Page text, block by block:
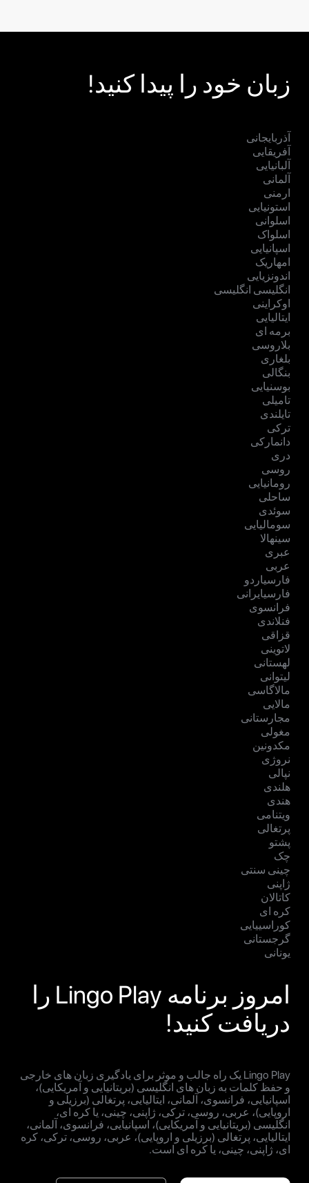
زبان خود را پیدا کنید!
آذربایجانی
آفریقایی
آلبانیایی
آلمانی
ارمنی
استونیایی
اسلوانی
اسلواک
اسپانیایی
امهاریک
اندونزیایی
انگلیسی انگلیسی
اوکراینی
ایتالیایی
برمه ای
بلاروسی
بلغاری
بنگالی
بوسنیایی
تامیلی
تایلندی
ترکی
دانمارکی
دری
روسی
رومانیایی
ساحلی
سوئدی
سومالیایی
سینهالا
عبری
عربی
فارسیاردو
فارسیایرانی
فرانسوی
فنلاندی
قزاقی
لاتوینی
لهستانی
لیتوانی
مالاگاسی
مالایی
مجارستانی
مغولی
مکدونین
نروژی
نپالی
هلندی
هندی
ویتنامی
پرتغالی
پشتو
چک
چینی سنتی
ژاپنی
کاتالان
کره ای
کوراسییایی
گرجستانی
یونانی
امروز برنامه Lingo Play را
دریافت کنید!
Lingo Play یک راه جالب و موثر برای یادگیری زبان های خارجی
و حفظ کلمات به زبان های انگلیسی (بریتانیایی و آمریکایی)،
اسپانیایی، فرانسوی، آلمانی، ایتالیایی، پرتغالی (برزیلی و
اروپایی)، عربی، روسی، ترکی، ژاپنی، چینی، یا کره ای،
انگلیسی (بریتانیایی و آمریکایی)، اسپانیایی، فرانسوی، آلمانی،
ایتالیایی، پرتغالی (برزیلی و اروپایی)، عربی، روسی، ترکی، کره
ای، ژاپنی، چینی، یا کره ای است.